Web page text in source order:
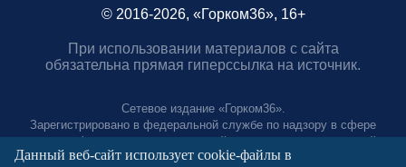
© 2016-2026, «Горком36», 16+
При использовании материалов с сайта
обязательна прямая гиперссылка на источник.
Сетевое издание «Горком36».
Зарегистрировано в федеральной службе по надзору в сфере
связи, информационных технологий и массовых коммуникаций.
Регистрационный номер ЭЛ № ФС77-88966 от 21 января 2025 г.
Данный веб-сайт использует cookie-файлы в